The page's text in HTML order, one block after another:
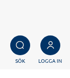
SÖK LOGGA IN